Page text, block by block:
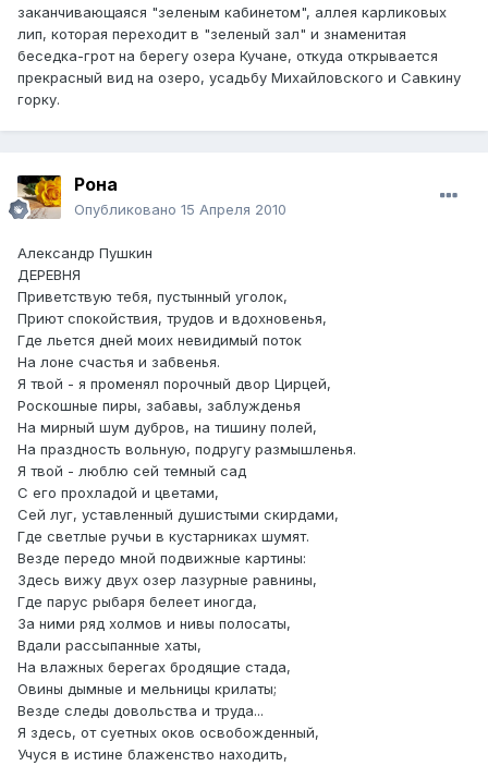
заканчивающаяся "зеленым кабинетом", аллея карликовых
лип, которая переходит в "зеленый зал" и знаменитая
беседка-грот на берегу озера Кучане, откуда открывается
прекрасный вид на озеро, усадьбу Михайловского и Савкину
горку.
Рона
Опубликовано 15 Апреля 2010
Александр Пушкин
ДЕРЕВНЯ
Приветствую тебя, пустынный уголок,
Приют спокойствия, трудов и вдохновенья,
Где льется дней моих невидимый поток
На лоне счастья и забвенья.
Я твой - я променял порочный двор Цирцей,
Роскошные пиры, забавы, заблужденья
На мирный шум дубров, на тишину полей,
На праздность вольную, подругу размышленья.
Я твой - люблю сей темный сад
С его прохладой и цветами,
Сей луг, уставленный душистыми скирдами,
Где светлые ручьи в кустарниках шумят.
Везде передо мной подвижные картины:
Здесь вижу двух озер лазурные равнины,
Где парус рыбаря белеет иногда,
За ними ряд холмов и нивы полосаты,
Вдали рассыпанные хаты,
На влажных берегах бродящие стада,
Овины дымные и мельницы крилаты;
Везде следы довольства и труда...
Я здесь, от суетных оков освобожденный,
Учуся в истине блаженство находить,